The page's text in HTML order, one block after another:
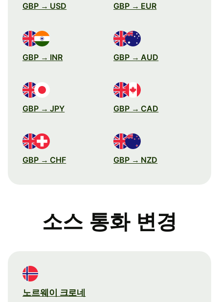
GBP → USD GBP → EUR
GBP → INR GBP → AUD
GBP → JPY GBP → CAD
GBP → CHF GBP → NZD
소스 통화 변경
노르웨이 크로네